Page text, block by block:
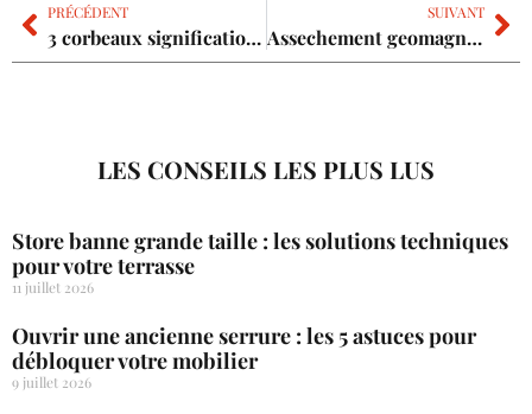
PRÉCÉDENT
3 corbeaux signification : le présage de malheur ou la transformation spirituelle ?
SUIVANT
Assechement geomagnetique avis : le procédé est-il efficace contre l’humidité ?
LES CONSEILS LES PLUS LUS
Store banne grande taille : les solutions techniques
pour votre terrasse
11 juillet 2026
Ouvrir une ancienne serrure : les 5 astuces pour
débloquer votre mobilier
9 juillet 2026